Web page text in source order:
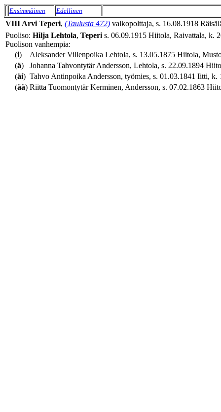
Ensimmäinen Edellinen
VIII Arvi Teperi, (Taulusta 472) valkopolttaja, s. 16.08.1918
Puoliso: Hilja Lehtola, Teperi s. 06.09.1915 Hiitola, Raivattala, k.
Puolison vanhempia:
(i)
Aleksander Villenpoika Lehtola, s. 13.05.1875 Hiitola,
(ä)
Johanna Tahvontytär Andersson, Lehtola, s. 22.09.1894
(äi) Tahvo Antinpoika Andersson, työmies, s. 01.03.1841 Iitti,
(ää) Riitta Tuomontytär Kerminen, Andersson, s. 07.02.1863